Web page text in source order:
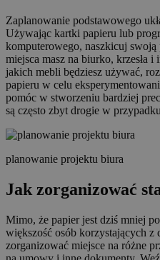
Zaplanowanie podstawowego
Używając kartki papieru lub
komputerowego, naszkicuj
miejsca masz na biurko, krzesła
jakich mebli będziesz używać,
papieru w celu
pomóc w stworzeniu bardziej
są często zbyt drogie w
planowanie projektu biura
Jak zorganizować
Mimo, że papier jest dziś mniej
większość osób korzystających z
zorganizować miejsce na różne